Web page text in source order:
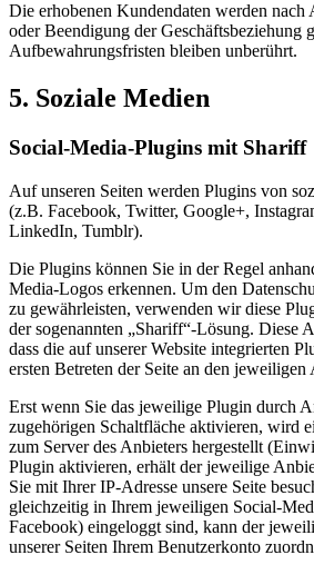
Die erhobenen Kundendaten werden nach
oder Beendigung der Geschäftsbeziehung
Aufbewahrungsfristen bleiben unberührt.
5. Soziale Medien
Social-Media-Plugins mit Shariff
Auf unseren Seiten werden Plugins von
(z.B. Facebook, Twitter, Google+,
LinkedIn, Tumblr).
Die Plugins können Sie in der Regel
Media-Logos erkennen. Um den
zu gewährleisten, verwenden wir diese
der sogenannten „Shariff“-Lösung. Diese
dass die auf unserer Website integrierten
ersten Betreten der Seite an den jeweiligen
Erst wenn Sie das jeweilige Plugin durch
zugehörigen Schaltfläche aktivieren, wird
zum Server des Anbieters hergestellt
Plugin aktivieren, erhält der jeweilige
Sie mit Ihrer IP-Adresse unsere Seite
gleichzeitig in Ihrem jeweiligen Social-
Facebook) eingeloggt sind, kann der
unserer Seiten Ihrem Benutzerkonto